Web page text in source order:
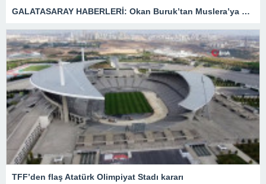
GALATASARAY HABERLERİ: Okan Buruk’tan Muslera’ya özel görev
TFF’den flaş Atatürk Olimpiyat Stadı kararı